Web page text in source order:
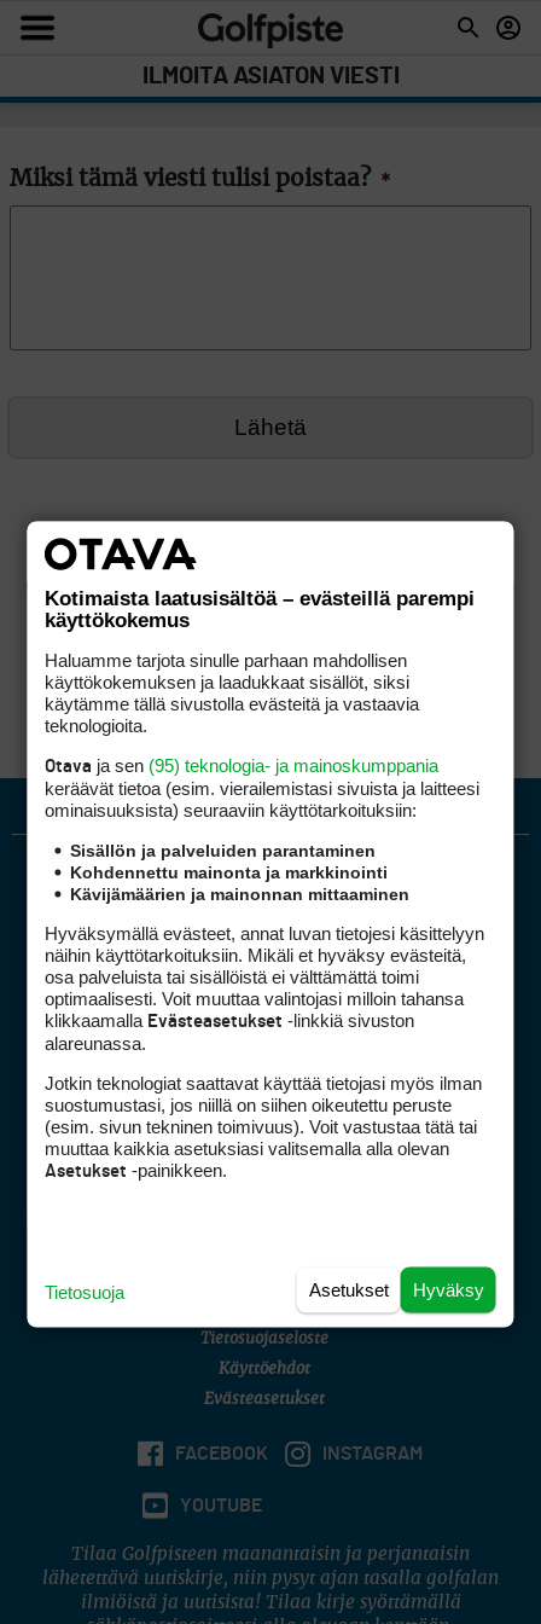
ILMOITA ASIATON VIESTI
Miksi tämä viesti tulisi poistaa? *
Golfpiste mediakortti
Golfpisteen yhteystiedot
DSA avoimuusraportti
Asiakaspalvelu
(digi) digi@otavamedia.fi
Tietosuojaseloste
Käyttöehdot
Evästeasetukset
FACEBOOK INSTAGRAM
YOUTUBE
Tilaa Golfpisteen maanantaisin ja perjantaisin
lähetettävä uutiskirje, niin pysyt ajan tasalla golfalan
ilmiöistä ja uutisista! Tilaa kirje syöttämällä
Kotimaista laatusisältöä – evästeillä parempi
käyttökokemus
Haluamme tarjota sinulle parhaan mahdollisen
käyttökokemuksen ja laadukkaat sisällöt, siksi
käytämme tällä sivustolla evästeitä ja vastaavia
teknologioita.
Otava ja sen (95) teknologia- ja mainoskumppania
keräävät tietoa (esim. vierailemis­tasi sivuista ja laitteesi
ominaisuuk­sista) seuraaviin käyttötarkoituksiin:
Sisällön ja palveluiden parantaminen
Kohdennettu mainonta ja markkinointi
Kävijämäärien ja mainonnan mittaaminen
Hyväksymällä evästeet, annat luvan tietojesi käsittelyyn
näihin käyttötarkoituksiin. Mikäli et hyväksy evästeitä,
osa palveluista tai sisällöistä ei välttämättä toimi
optimaalisesti. Voit muuttaa valintojasi milloin tahansa
klikkaamalla Evästeasetukset -linkkiä sivuston
alareunassa.
Jotkin teknologiat saattavat käyttää tietojasi myös ilman
suostumustasi, jos niillä on siihen oikeutettu peruste
(esim. sivun tekninen toimivuus). Voit vastustaa tätä tai
muuttaa kaikkia asetuksiasi valitsemalla alla olevan
Asetukset -painikkeen.
Hyväksy
Asetukset
Tietosuoja